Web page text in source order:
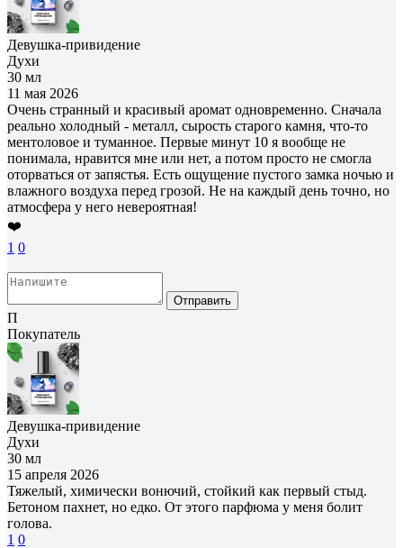
Девушка-привидение
Духи
30 мл
11 мая 2026
Очень странный и красивый аромат одновременно. Сначала
реально холодный - металл, сырость старого камня, что-то
ментоловое и туманное. Первые минут 10 я вообще не
понимала, нравится мне или нет, а потом просто не смогла
оторваться от запястья. Есть ощущение пустого замка ночью и
влажного воздуха перед грозой. Не на каждый день точно, но
атмосфера у него невероятная!
❤️
1 0
Отправить
П
Покупатель
Девушка-привидение
Духи
30 мл
15 апреля 2026
Тяжелый, химически вонючий, стойкий как первый стыд.
Бетоном пахнет, но едко. От этого парфюма у меня болит
голова.
1 0